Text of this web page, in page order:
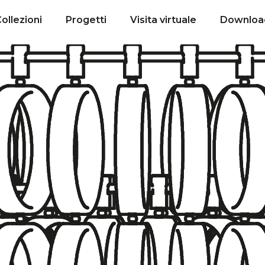
Progetti Visita virtuale